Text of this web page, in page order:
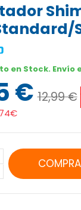
en Stock. Envío
€ 12,99 €